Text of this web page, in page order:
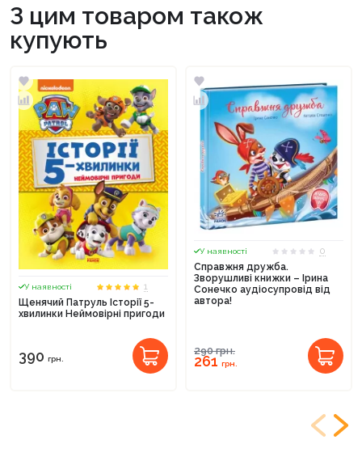
З цим товаром також
купують
У наявності
1
Щенячий Патруль Історії 5-
хвилинки Неймовірні пригоди
390 грн.
У наявності
0
Справжня дружба.
Зворушливі книжки – Ірина
Сонечко аудіосупровід від
автора!
290грн.
261грн.